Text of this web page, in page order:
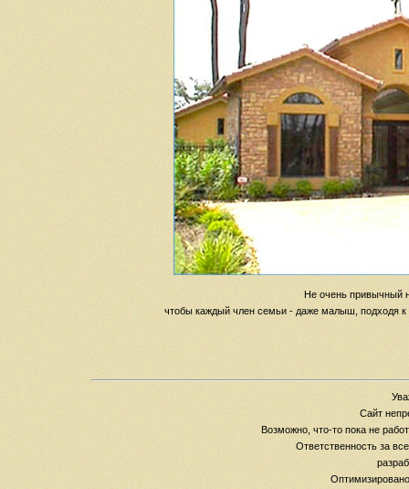
Не очень привычный
чтобы каждый член семьи - даже малыш, подходя
Сайт
Возможно, что-то пока не
Ответственность за